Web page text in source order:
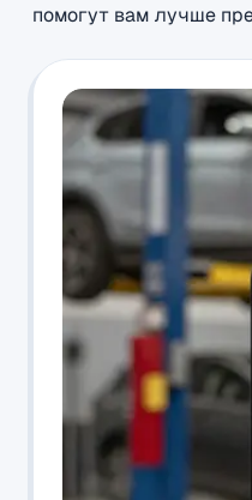
помогут вам лучше